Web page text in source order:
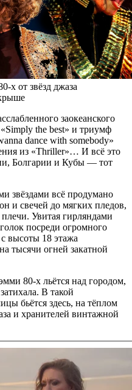
х от звёзд джаза
заокеанского
the best» и триумф
dance with somebody»
из «Thriller»… И всё это
Болгарии и Кубы — тот
звёздами всё продумано
и свечей до мягких пледов,
Увитая гирляндами
посреди огромного
высоты 18 этажа
тысячи огней закатной
80-х льётся над городом,
В такой
бьётся здесь, на тёплом
и хранителей винтажной